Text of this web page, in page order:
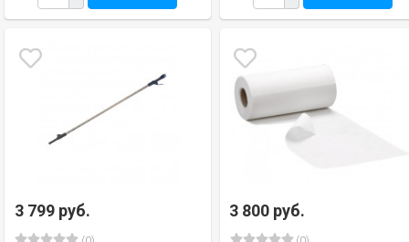
3 799 руб. 3 800 руб.